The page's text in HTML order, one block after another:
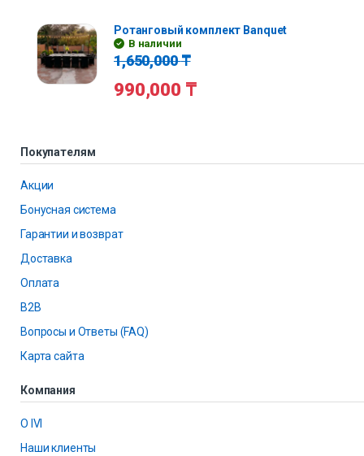
Ротанговый комплект Banquet
В наличии
1,650,000₸
990,000 ₸
Покупателям
Акции
Бонусная система
Гарантии и возврат
Доставка
Оплата
B2B
Вопросы и Ответы (FAQ)
Карта сайта
Компания
О IVI
Наши клиенты